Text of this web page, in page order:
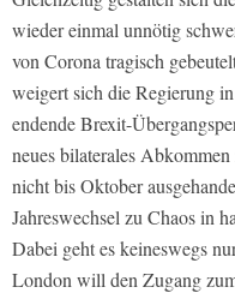
wieder einmal unnötig
von Corona tragisch
weigert sich die Regierung
endende Brexit-
neues bilaterales
nicht bis Oktober
Jahreswechsel zu Chaos in
Dabei geht es keineswegs
London will den Zugang